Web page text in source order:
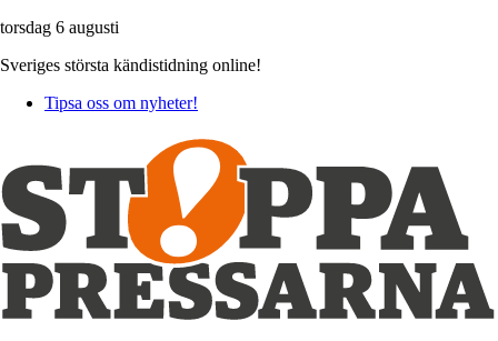
torsdag 6 augusti
Sveriges största kändistidning online!
Tipsa oss om nyheter!